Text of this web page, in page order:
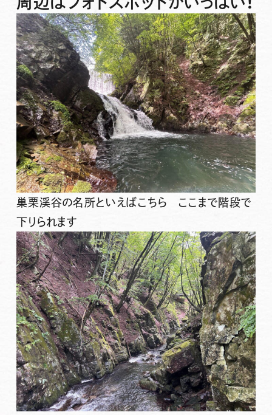
巣栗渓谷の名所といえばこちら ここまで階段で
下りられます